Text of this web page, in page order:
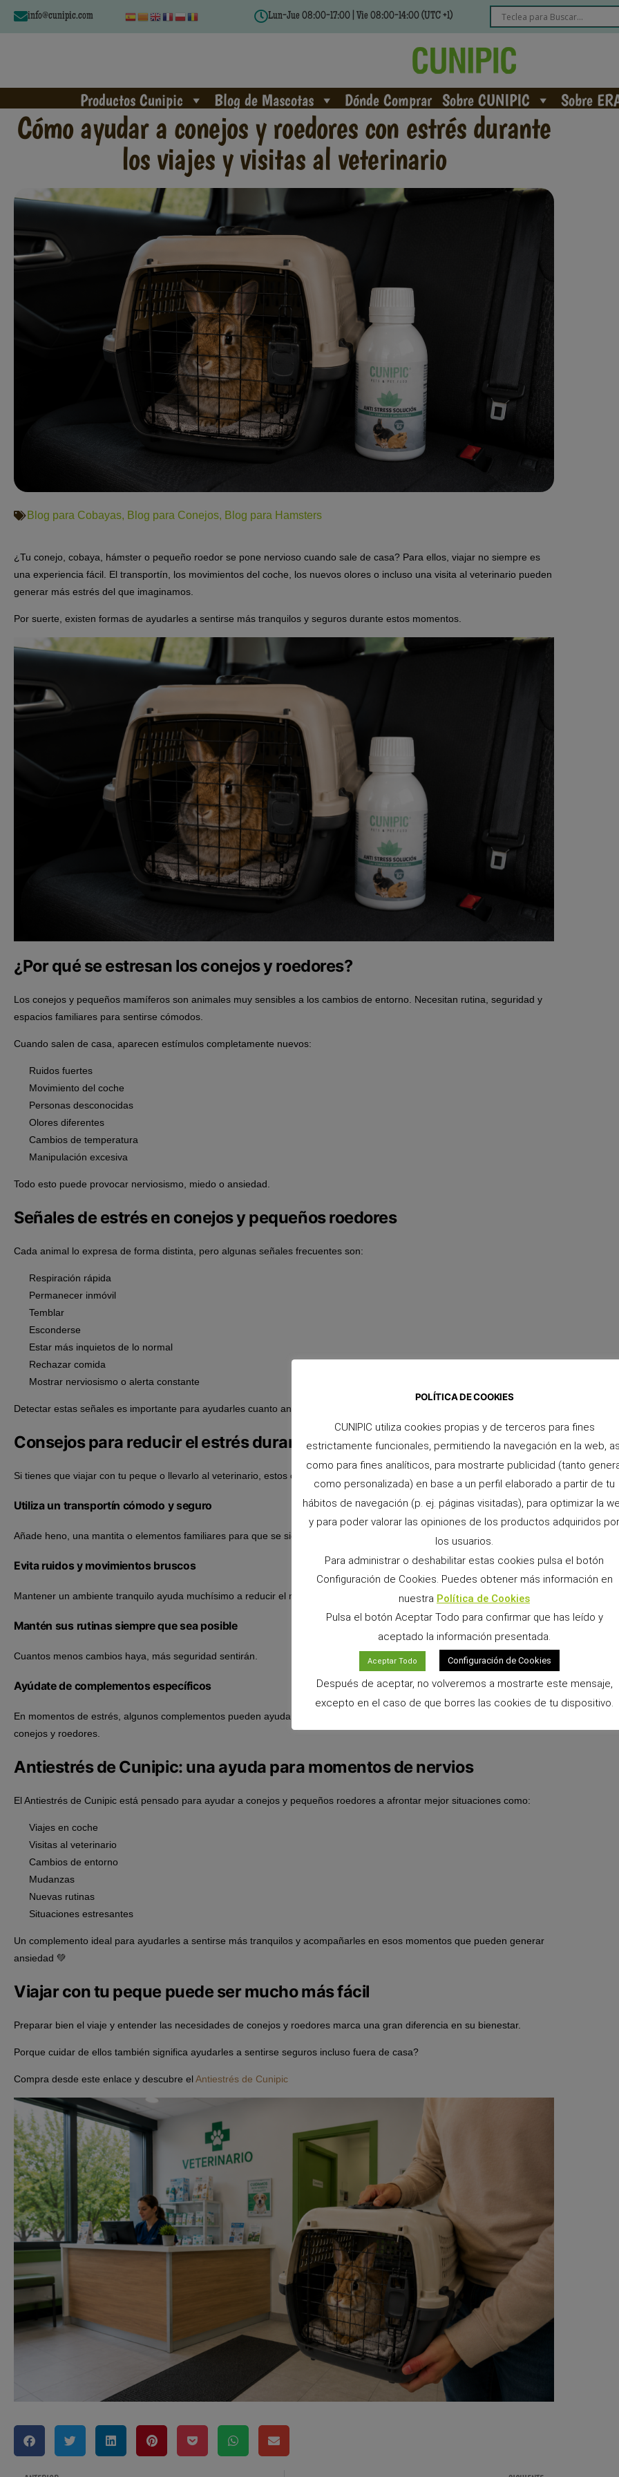
info@cunipic.com Lun-Jue 08:00-17:00 | Vie 08:00-14:00 (UTC +1)
Productos Cunipic Blog de Mascotas Dónde Comprar Sobre CUNIPIC Sobre
Cómo ayudar a conejos y roedores con estrés durante
los viajes y visitas al veterinario
Blog para Cobayas, Blog para Conejos, Blog para Hamsters
¿Tu conejo, cobaya, hámster o pequeño roedor se pone nervioso cuando sale de casa? Para ellos, viajar no siempre es
una experiencia fácil. El transportín, los movimientos del coche, los nuevos olores o incluso una visita al veterinario pueden
generar más estrés del que imaginamos.
Por suerte, existen formas de ayudarles a sentirse más tranquilos y seguros durante estos momentos.
¿Por qué se estresan los conejos y roedores?
Los conejos y pequeños mamíferos son animales muy sensibles a los cambios de entorno. Necesitan rutina, seguridad y
espacios familiares para sentirse cómodos.
Cuando salen de casa, aparecen estímulos completamente nuevos:
Ruidos fuertes
Movimiento del coche
Personas desconocidas
Olores diferentes
Cambios de temperatura
Manipulación excesiva
Todo esto puede provocar nerviosismo, miedo o ansiedad.
Señales de estrés en conejos y pequeños roedores
Cada animal lo expresa de forma distinta, pero algunas señales frecuentes son:
Respiración rápida
Permanecer inmóvil
Temblar
Esconderse
Estar más inquietos de lo normal
Rechazar comida
Mostrar nerviosismo o alerta constante
Detectar estas señales es importante para ayudarles cuanto antes y evitar situaciones de estrés prolongado.
Consejos para reducir el estrés durante los viajes
Si tienes que viajar con tu peque o llevarlo al veterinario, estos consejos pueden ayudarte:
Utiliza un transportín cómodo y seguro
Añade heno, una mantita o elementos familiares para que se sienta protegido.
Evita ruidos y movimientos bruscos
Mantener un ambiente tranquilo ayuda muchísimo a reducir el nerviosismo.
Mantén sus rutinas siempre que sea posible
Cuantos menos cambios haya, más seguridad sentirán.
Ayúdate de complementos específicos
En momentos de estrés, algunos complementos pueden ayudar a favorecer la tranquilidad y el bienestar emocional de
conejos y roedores.
Antiestrés de Cunipic: una ayuda para momentos de nervios
El Antiestrés de Cunipic está pensado para ayudar a conejos y pequeños roedores a afrontar mejor situaciones como:
Viajes en coche
Visitas al veterinario
Cambios de entorno
Mudanzas
Nuevas rutinas
Situaciones estresantes
Un complemento ideal para ayudarles a sentirse más tranquilos y acompañarles en esos momentos que pueden generar
ansiedad 💚
Viajar con tu peque puede ser mucho más fácil
Preparar bien el viaje y entender las necesidades de conejos y roedores marca una gran diferencia en su bienestar.
Porque cuidar de ellos también significa ayudarles a sentirse seguros incluso fuera de casa?
Compra desde este enlace y descubre el Antiestrés de Cunipic
POLÍTICA DE COOKIES
CUNIPIC utiliza cookies propias y de terceros para fines
estrictamente funcionales, permitiendo la navegación en la web,
como para fines analíticos, para mostrarte publicidad (tanto
como personalizada) en base a un perfil elaborado a partir de tu
hábitos de navegación (p. ej. páginas visitadas), para optimizar la
y para poder valorar las opiniones de los productos adquiridos por
los usuarios.
Para administrar o deshabilitar estas cookies pulsa el botón
Configuración de Cookies. Puedes obtener más información en
nuestra Política de Cookies
Pulsa el botón Aceptar Todo para confirmar que has leído y
aceptado la información presentada.
Aceptar Todo Configuración de Cookies
Después de aceptar, no volveremos a mostrarte este mensaje,
excepto en el caso de que borres las cookies de tu dispositivo.